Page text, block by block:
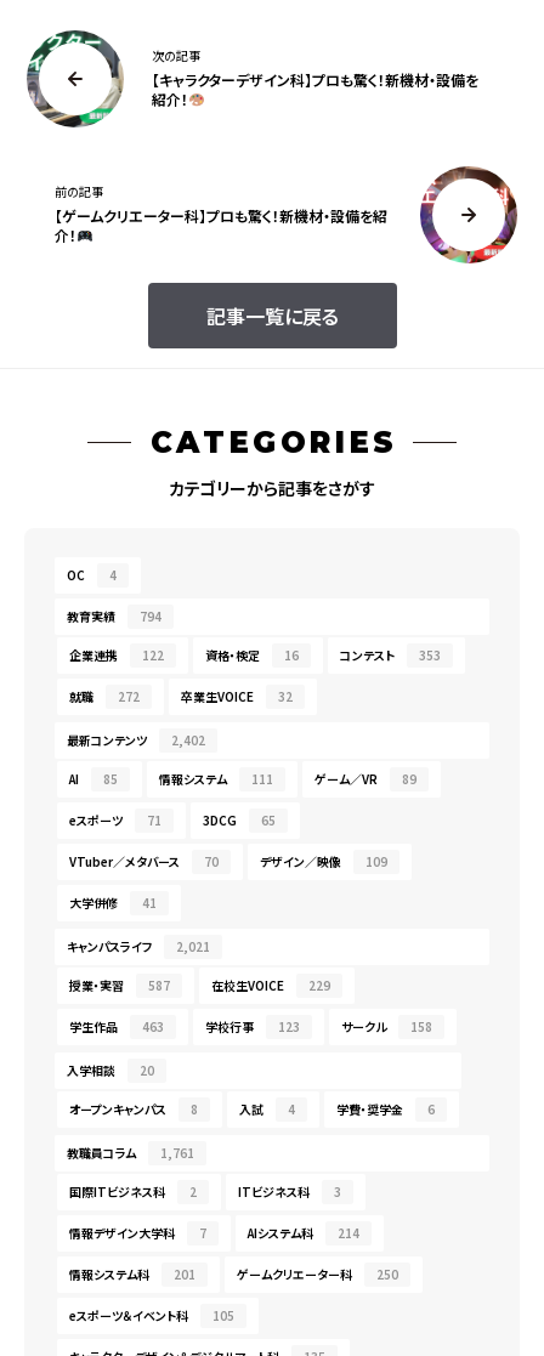
次の記事
【キャラクターデザイン科】プロも驚く！新機材・設備を
紹介！
記事一覧に戻る
前の記事
【ゲームクリエーター科】プロも驚く！新機材・設備を紹
介！
CATEGORIES
カテゴリーから記事をさがす
OC 4
教育実績 794
企業連携 122 資格・検定 16 コンテスト 353
就職 272 卒業生VOICE 32
最新コンテンツ 2,402
AI 85 情報システム 111 ゲーム／VR 89
eスポーツ 71 3DCG 65
VTuber／メタバース 70 デザイン／映像 109
大学併修 41
キャンパスライフ 2,021
授業・実習 587 在校生VOICE 229
学生作品 463 学校行事 123 サークル 158
入学相談 20
オープンキャンパス 8 入試 4 学費・奨学金 6
教職員コラム 1,761
国際ITビジネス科 2 ITビジネス科 3
情報デザイン大学科 7 AIシステム科 214
情報システム科 201 ゲームクリエーター科 250
eスポーツ＆イベント科 105